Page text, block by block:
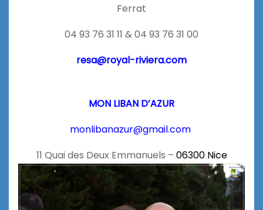
Ferrat
04 93 76 31 11 & 04 93 76 31 00
resa@royal-riviera.com
MON LIBAN D’AZUR
monlibanazur@gmail.com
11 Quai des Deux Emmanuels – 06300 Nice